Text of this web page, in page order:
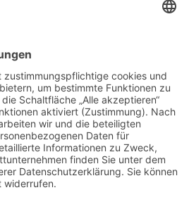
Lausitz
- 18.00 Uhr